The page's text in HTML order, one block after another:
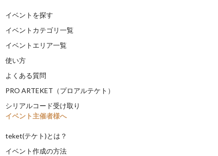
イベントを探す
イベントカテゴリ一覧
イベントエリア一覧
使い方
よくある質問
PRO ARTEKET（プロアルテケト）
シリアルコード受け取り
イベント主催者様へ
teket(テケト)とは？
イベント作成の方法